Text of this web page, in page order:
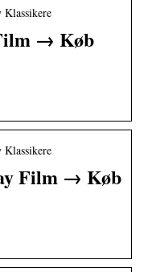
→ Køb
Film → Køb